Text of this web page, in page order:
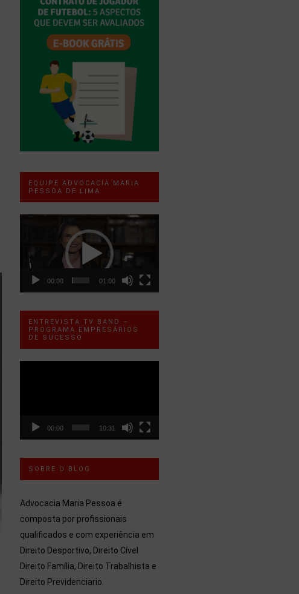
EQUIPE ADVOCACIA MARIA
PESSOA DE LIMA
00:00 01:00
ENTREVISTA TV BAND –
PROGRAMA EMPRESÁRIOS
DE SUCESSO
00:00 10:31
SOBRE O BLOG
Advocacia Maria Pessoa é
composta por profissionais
qualificados e com experiência em
Direito Desportivo, Direito Cível
Direito Família, Direito Trabalhista e
Direito Previdenciario.